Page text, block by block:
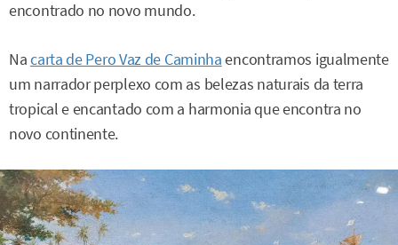
encontrado no novo mundo.
Nacarta de Pero Vaz de Caminhaencontramos igualmente
um narrador perplexo com as belezas naturais da terra
tropical e encantado com a harmonia que encontra no
novo continente.